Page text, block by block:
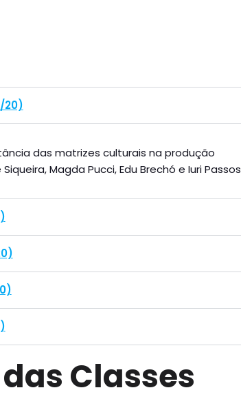
20)
das matrizes culturais na produção
Magda Pucci, Edu Brechó e Iuri Passos
Classes